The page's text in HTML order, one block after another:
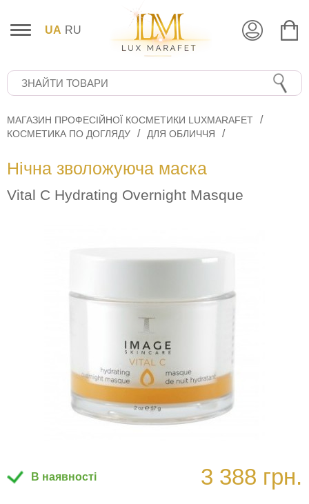
UA RU
МАГАЗИН ПРОФЕСІЙНОЇ КОСМЕТИКИ LUXMARAFET
КОСМЕТИКА ПО ДОГЛЯДУ
ДЛЯ ОБЛИЧЧЯ
Нічна зволожуюча маска
Vital C Hydrating Overnight Masque
В наявності 3 388 грн.